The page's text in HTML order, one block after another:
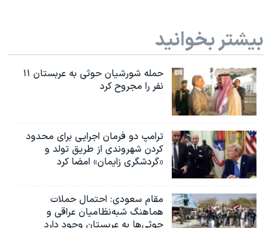
بیشتر بخوانید
حمله شورشیان حوثی به عربستان ۱۱
نفر را مجروح کرد
ترامپ دو فرمان اجرایی برای محدود
کردن شهروندی از طریق تولد و
«گردشگری زایمان» امضا کرد
مقام سعودی: احتمال حملات
هماهنگ شبه‌نظامیان عراقی و
حوثی‌ها به عربستان وجود دارد